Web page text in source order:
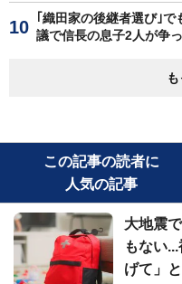
｢織田家の後継者選び｣
議で信長の息子2人が争
この記事の読者に
人気の記事
大地震
もない
げて」